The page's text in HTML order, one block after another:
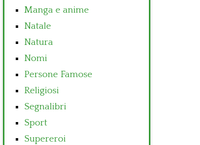
Manga e anime
Natale
Natura
Nomi
Persone Famose
Religiosi
Segnalibri
Sport
Supereroi